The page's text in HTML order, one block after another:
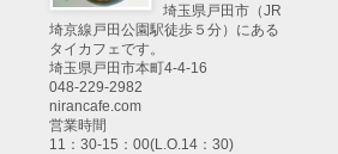
埼玉県戸田市（JR
埼京線戸田公園駅徒歩５分）にある
タイカフェです。
埼玉県戸田市本町4-4-16
048-229-2982
nirancafe.com
営業時間
11：30-15：00(L.O.14：30)